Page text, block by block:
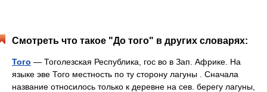
Смотреть что такое "До того" в других словарях:
Того — Тоголезская Республика, гос во в Зап. Африке. На
языке эве Того местность по ту сторону лагуны . Сначала
название относилось только к деревне на сев. берегу лагуны,